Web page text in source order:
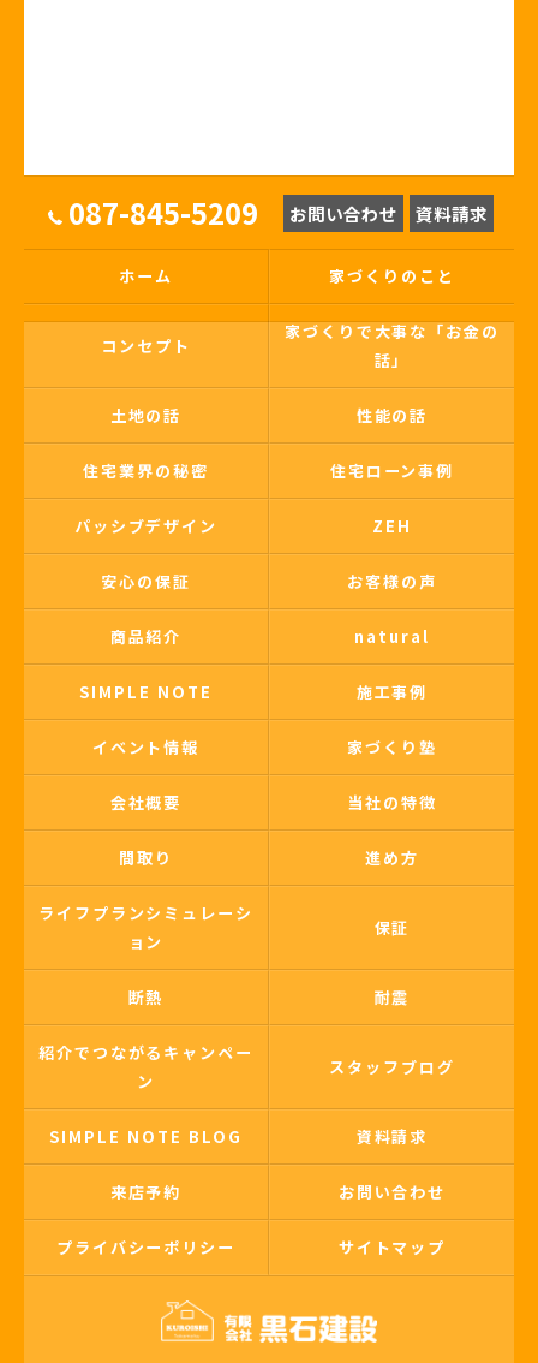
087-845-5209 お問い合わせ 資料請求
ホーム 家づくりのこと
コンセプト
家づくりで大事な「お金の
話」
土地の話 性能の話
住宅業界の秘密 住宅ローン事例
パッシブデザイン ZEH
安心の保証 お客様の声
商品紹介 natural
SIMPLE NOTE 施工事例
イベント情報 家づくり塾
会社概要 当社の特徴
間取り 進め方
ライフプランシミュレーシ
ョン
保証
断熱 耐震
紹介でつながるキャンペー
ン
スタッフブログ
SIMPLE NOTE BLOG 資料請求
来店予約 お問い合わせ
プライバシーポリシー サイトマップ